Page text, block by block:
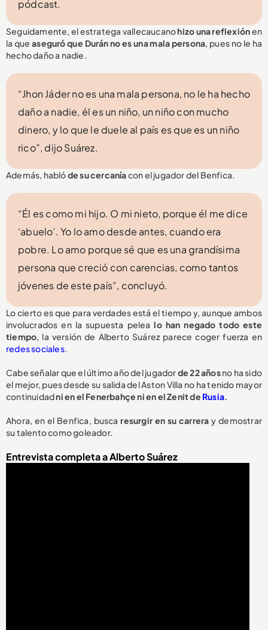
pódcast.
Seguidamente, el estratega vallecaucanohizo una reflexiónen
la queaseguró que Durán no es una mala persona, pues no le ha
hecho daño a nadie.
“Jhon Jáder no es una mala persona, no le ha hecho
daño a nadie, él es un niño, un niño con mucho
dinero, y lo que le duele al país es que es un niño
rico”, dijo Suárez.
Además, hablóde su cercaníacon el jugador del Benfica.
“Él es como mi hijo. O mi nieto, porque él me dice
‘abuelo’. Yo lo amo desde antes, cuando era
pobre. Lo amo porque sé que es una grandísima
persona que creció con carencias, como tantos
jóvenes de este país”, concluyó.
Lo cierto es que para verdades está el tiempo y, aunque ambos
involucrados en la supuesta pelealo han negado todo este
tiempo, la versión de Alberto Suárez parece coger fuerza en
redes sociales.
Cabe señalar que el último año del jugadorde 22 añosno ha sido
el mejor, pues desde su salida del Aston Villa no ha tenido mayor
continuidadni en el Fenerbahçe ni en el Zenit de Rusia.
Ahora, en el Benfica, buscaresurgir en su carrera y demostrar
su talento como goleador.
Entrevista completa a Alberto Suárez